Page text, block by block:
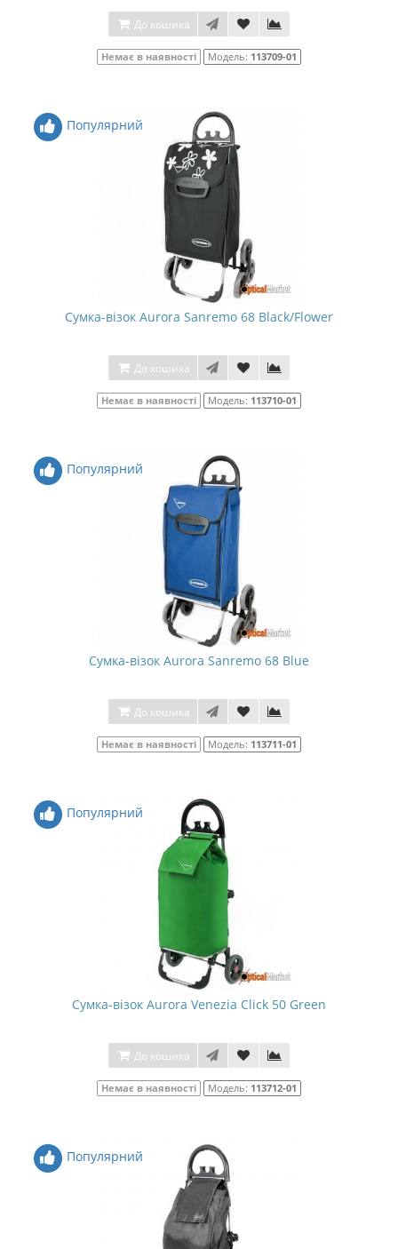
До кошика
Немає в наявності Модель: 113709-01
Популярний
Сумка-візок Aurora Sanremo 68 Black/Flower
До кошика
Немає в наявності Модель: 113710-01
Популярний
Сумка-візок Aurora Sanremo 68 Blue
До кошика
Немає в наявності Модель: 113711-01
Популярний
Сумка-візок Aurora Venezia Click 50 Green
До кошика
Немає в наявності Модель: 113712-01
Популярний